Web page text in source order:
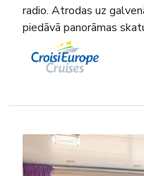
radio. Atrodas uz
piedāvā panorāmas